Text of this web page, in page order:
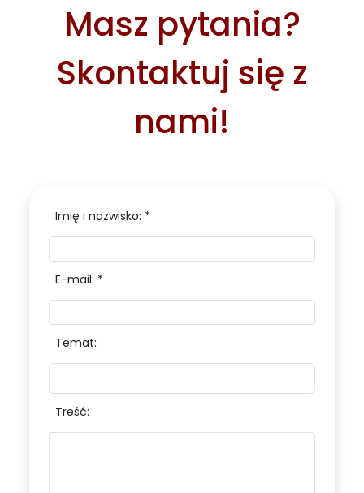
Masz pytania?
Skontaktuj się z
nami!
Imię i nazwisko: *
E-mail: *
Temat:
Treść: